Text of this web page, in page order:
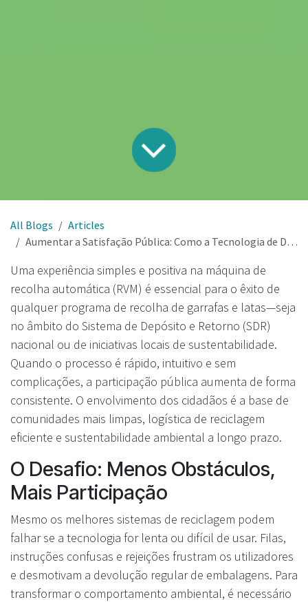
All Blogs
Articles
Aumentar a Satisfação Pública: Como a Tecnologia de Digitalização 360° Revoluciona a Recolha de Embalagens
Uma experiência simples e positiva na máquina de
recolha automática (RVM) é essencial para o êxito de
qualquer programa de recolha de garrafas e latas—seja
no âmbito do Sistema de Depósito e Retorno (SDR)
nacional ou de iniciativas locais de sustentabilidade.
Quando o processo é rápido, intuitivo e sem
complicações, a participação pública aumenta de forma
consistente. O envolvimento dos cidadãos é a base de
comunidades mais limpas, logística de reciclagem
eficiente e sustentabilidade ambiental a longo prazo.
O Desafio: Menos Obstáculos,
Mais Participação
Mesmo os melhores sistemas de reciclagem podem
falhar se a tecnologia for lenta ou difícil de usar. Filas,
instruções confusas e rejeições frustram os utilizadores
e desmotivam a devolução regular de embalagens. Para
transformar o comportamento ambiental, é necessário